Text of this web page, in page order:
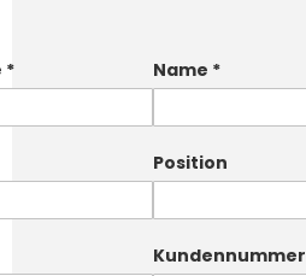
* Name *
Position
Kundennummer